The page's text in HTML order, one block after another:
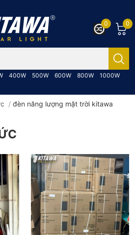
400W 500W 600W 800W 1000W
0
0
/ đèn năng lượng mặt trời kitawa